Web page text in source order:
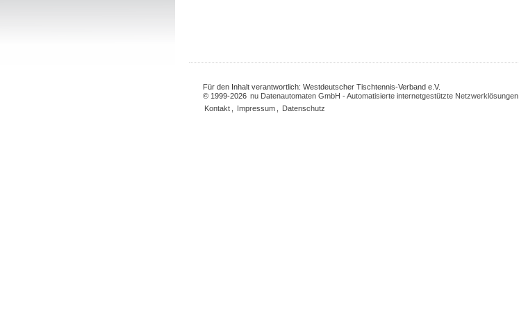
Für den Inhalt verantwortlich: Westdeutscher Tischtennis-Verband e.V.
© 1999-2026 nu Datenautomaten GmbH - Automatisierte internetgestützte Netzwerklösungen
Kontakt
Impressum Datenschutz